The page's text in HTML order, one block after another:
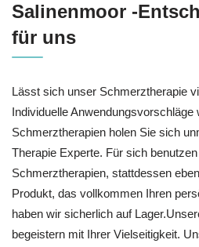
Salinenmoor -
für uns
Lässt sich unser Schmerztherapie
Individuelle Anwendungsvorschläge
Schmerztherapien holen Sie sich
Therapie Experte. Für sich
Schmerztherapien, stattdessen
Produkt, das vollkommen Ihren
haben wir sicherlich auf
begeistern mit Ihrer Vielseitigkeit.